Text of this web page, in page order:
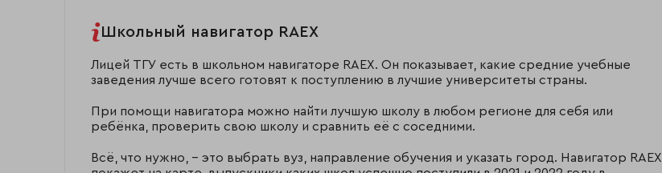
Школьный навигатор RAEX
Лицей ТГУ есть в школьном навигаторе RAEX. Он показывает, какие средние учебные
заведения лучше всего готовят к поступлению в лучшие университеты страны.
При помощи навигатора можно найти лучшую школу в любом регионе для себя или
ребёнка, проверить свою школу и сравнить её с соседними.
Всё, что нужно, – это выбрать вуз, направление обучения и указать город. Навигатор RAEX